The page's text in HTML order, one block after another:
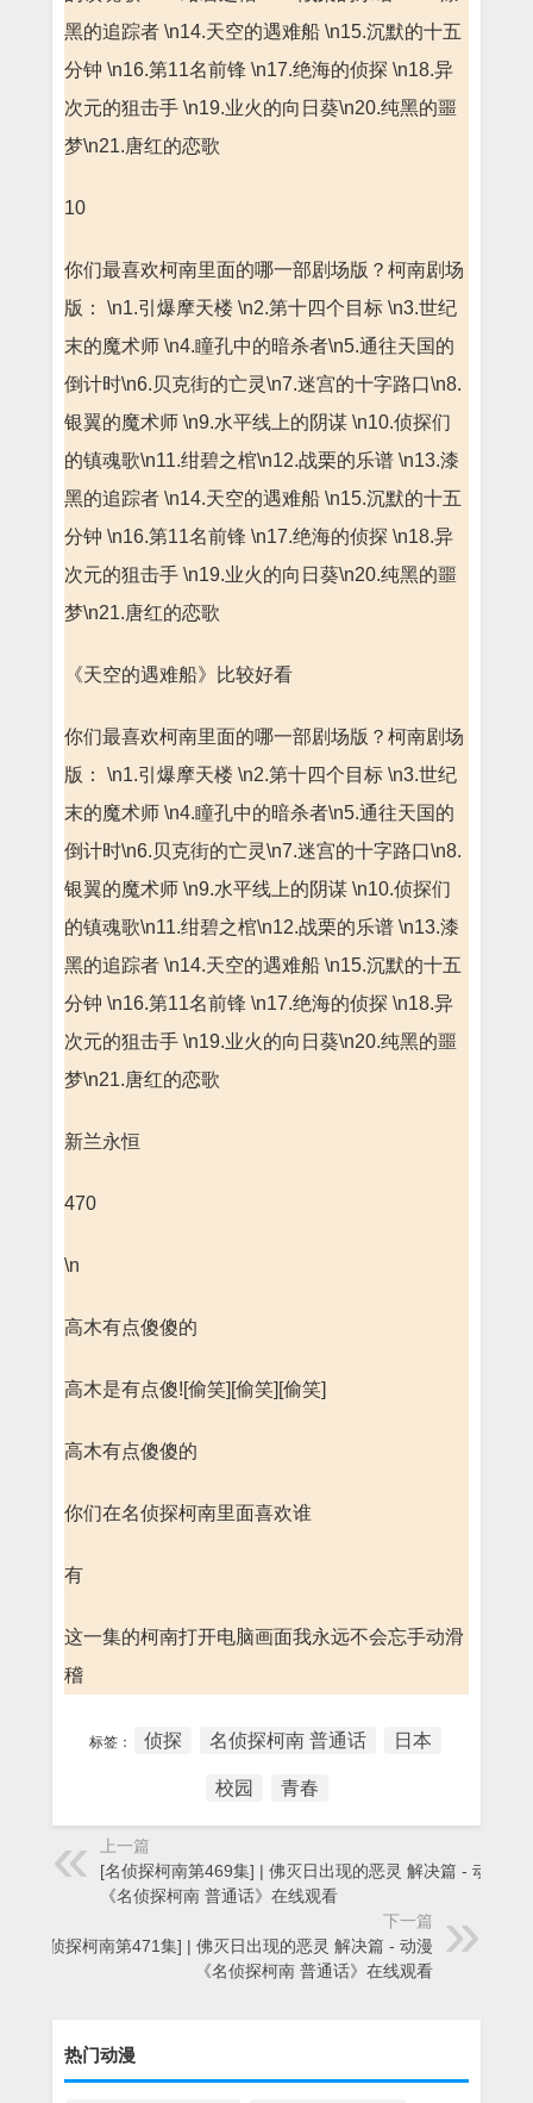
黑的追踪者 \n14.天空的遇难船 \n15.沉默的十五
分钟 \n16.第11名前锋 \n17.绝海的侦探 \n18.异
次元的狙击手 \n19.业火的向日葵\n20.纯黑的噩
梦\n21.唐红的恋歌
10
你们最喜欢柯南里面的哪一部剧场版？柯南剧场
版： \n1.引爆摩天楼 \n2.第十四个目标 \n3.世纪
末的魔术师 \n4.瞳孔中的暗杀者\n5.通往天国的
倒计时\n6.贝克街的亡灵\n7.迷宫的十字路口\n8.
银翼的魔术师 \n9.水平线上的阴谋 \n10.侦探们
的镇魂歌\n11.绀碧之棺\n12.战栗的乐谱 \n13.漆
黑的追踪者 \n14.天空的遇难船 \n15.沉默的十五
分钟 \n16.第11名前锋 \n17.绝海的侦探 \n18.异
次元的狙击手 \n19.业火的向日葵\n20.纯黑的噩
梦\n21.唐红的恋歌
《天空的遇难船》比较好看
你们最喜欢柯南里面的哪一部剧场版？柯南剧场
版： \n1.引爆摩天楼 \n2.第十四个目标 \n3.世纪
末的魔术师 \n4.瞳孔中的暗杀者\n5.通往天国的
倒计时\n6.贝克街的亡灵\n7.迷宫的十字路口\n8.
银翼的魔术师 \n9.水平线上的阴谋 \n10.侦探们
的镇魂歌\n11.绀碧之棺\n12.战栗的乐谱 \n13.漆
黑的追踪者 \n14.天空的遇难船 \n15.沉默的十五
分钟 \n16.第11名前锋 \n17.绝海的侦探 \n18.异
次元的狙击手 \n19.业火的向日葵\n20.纯黑的噩
梦\n21.唐红的恋歌
新兰永恒
470
\n
高木有点傻傻的
高木是有点傻![偷笑][偷笑][偷笑]
高木有点傻傻的
你们在名侦探柯南里面喜欢谁
有
这一集的柯南打开电脑画面我永远不会忘手动滑
稽
标签： 侦探 名侦探柯南 普通话 日本
校园 青春
上一篇
[名侦探柯南第469集] | 佛灭日出现的恶灵 解决篇 - 动漫
《名侦探柯南 普通话》在线观看
下一篇
[名侦探柯南第471集] | 佛灭日出现的恶灵 解决篇 - 动漫
《名侦探柯南 普通话》在线观看
热门动漫